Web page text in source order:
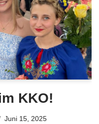
KKO!
Juni 15, 2025